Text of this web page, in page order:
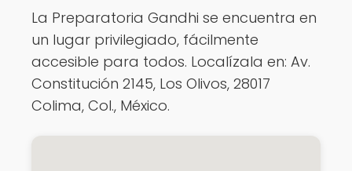
La Preparatoria Gandhi se encuentra en
un lugar privilegiado, fácilmente
accesible para todos. Localízala en: Av.
Constitución 2145, Los Olivos, 28017
Colima, Col., México.